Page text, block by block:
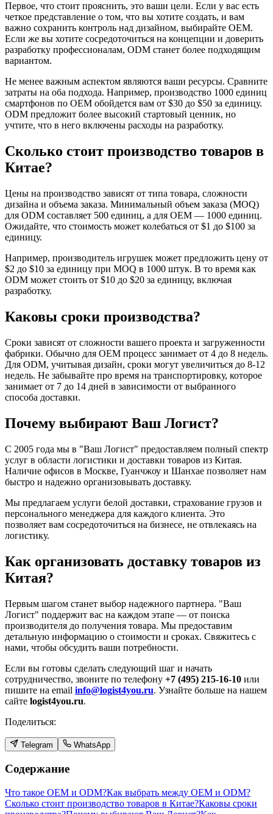
Первое, что стоит прояснить, это ваши цели. Если у вас есть
четкое представление о том, что вы хотите создать, и вам
важно сохранить контроль над дизайном, выбирайте OEM.
Если же вы хотите сосредоточиться на концепции и доверить
разработку профессионалам, ODM станет более подходящим
вариантом.
Не менее важным аспектом являются ваши ресурсы. Сравните
затраты на оба подхода. Например, производство 1000 единиц
смартфонов по OEM обойдется вам от $30 до $50 за единицу.
ODM предложит более высокий стартовый ценник, но
учтите, что в него включены расходы на разработку.
Сколько стоит производство товаров в
Китае?
Цены на производство зависят от типа товара, сложности
дизайна и объема заказа. Минимальный объем заказа (MOQ)
для ODM составляет 500 единиц, а для OEM — 1000 единиц.
Ожидайте, что стоимость может колебаться от $1 до $100 за
единицу.
Например, производитель игрушек может предложить цену от
$2 до $10 за единицу при MOQ в 1000 штук. В то время как
ODM может стоить от $10 до $20 за единицу, включая
разработку.
Каковы сроки производства?
Сроки зависят от сложности вашего проекта и загруженности
фабрики. Обычно для OEM процесс занимает от 4 до 8 недель.
Для ODM, учитывая дизайн, сроки могут увеличиться до 8-12
недель. Не забывайте про время на транспортировку, которое
занимает от 7 до 14 дней в зависимости от выбранного
способа доставки.
Почему выбирают Ваш Логист?
С 2005 года мы в "Ваш Логист" предоставляем полный спектр
услуг в области логистики и доставки товаров из Китая.
Наличие офисов в Москве, Гуанчжоу и Шанхае позволяет нам
быстро и надежно организовывать доставку.
Мы предлагаем услуги белой доставки, страхование грузов и
персонального менеджера для каждого клиента. Это
позволяет вам сосредоточиться на бизнесе, не отвлекаясь на
логистику.
Как организовать доставку товаров из
Китая?
Первым шагом станет выбор надежного партнера. "Ваш
Логист" поддержит вас на каждом этапе — от поиска
производителя до получения товара. Мы предоставим
детальную информацию о стоимости и сроках. Свяжитесь с
нами, чтобы обсудить ваши потребности.
Если вы готовы сделать следующий шаг и начать
сотрудничество, звоните по телефону +7 (495) 215-16-10 или
пишите на email info@logist4you.ru. Узнайте больше на нашем
сайте logist4you.ru.
Поделиться:
Telegram WhatsApp
Содержание
Что такое OEM и ODM?Как выбрать между OEM и ODM?
Сколько стоит производство товаров в Китае?Каковы сроки